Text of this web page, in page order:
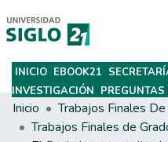
Subir
INICIO EBOOK21
INVESTIGACIÓN PREGUNTAS
Inicio
Trabajos Finales de